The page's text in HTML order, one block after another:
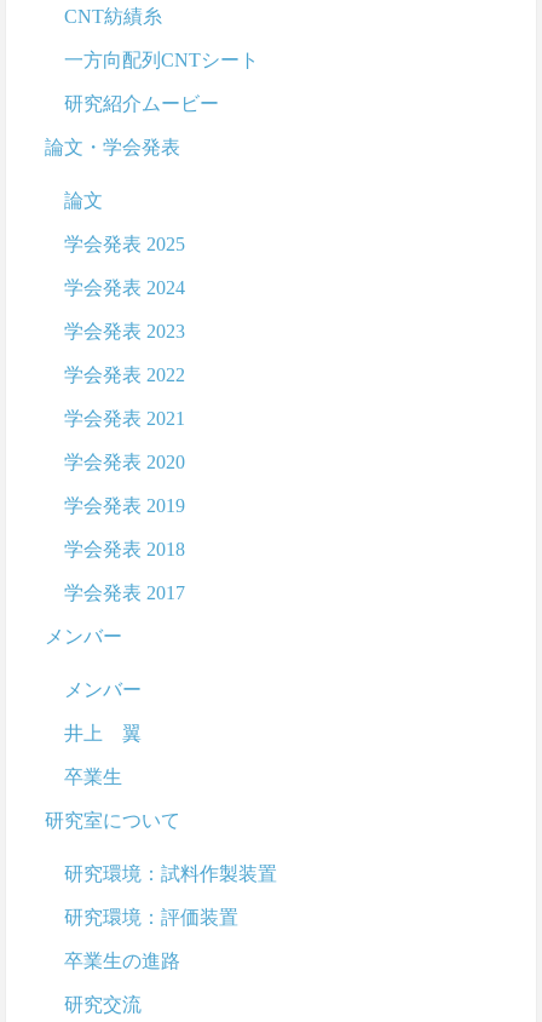
CNT紡績糸
一方向配列CNTシート
研究紹介ムービー
論文・学会発表
論文
学会発表 2025
学会発表 2024
学会発表 2023
学会発表 2022
学会発表 2021
学会発表 2020
学会発表 2019
学会発表 2018
学会発表 2017
メンバー
メンバー
井上 翼
卒業生
研究室について
研究環境：試料作製装置
研究環境：評価装置
卒業生の進路
研究交流